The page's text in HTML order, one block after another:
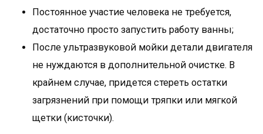
Постоянное участие человека не требуется,
достаточно просто запустить работу ванны;
После ультразвуковой мойки детали двигателя
не нуждаются в дополнительной очистке. В
крайнем случае, придется стереть остатки
загрязнений при помощи тряпки или мягкой
щетки (кисточки).